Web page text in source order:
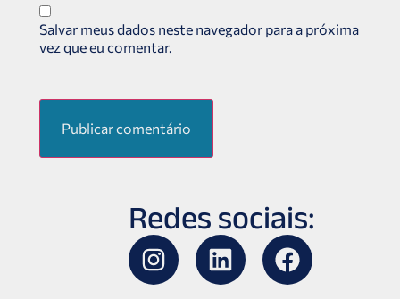
Salvar meus dados neste navegador para a próxima
vez que eu comentar.
Redes sociais: